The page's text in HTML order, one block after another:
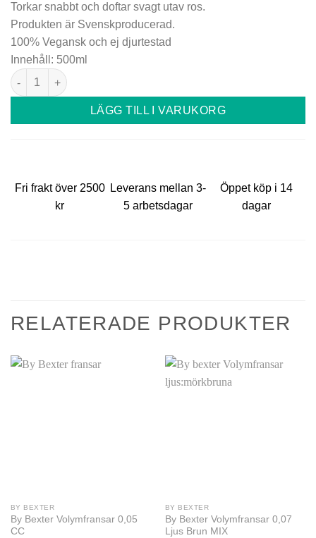
Torkar snabbt och doftar svagt utav ros.
Produkten är Svenskproducerad.
100% Vegansk och ej djurtestad
Innehåll: 500ml
By Bexter Pre Wax Treatment mängd
LÄGG TILL I VARUKORG
Fri frakt över 2500
kr
Leverans mellan 3-
5 arbetsdagar
Öppet köp i 14
dagar
RELATERADE PRODUKTER
BY BEXTER
By Bexter Volymfransar 0,05
CC
BY BEXTER
By Bexter Volymfransar 0,07
Ljus Brun MIX